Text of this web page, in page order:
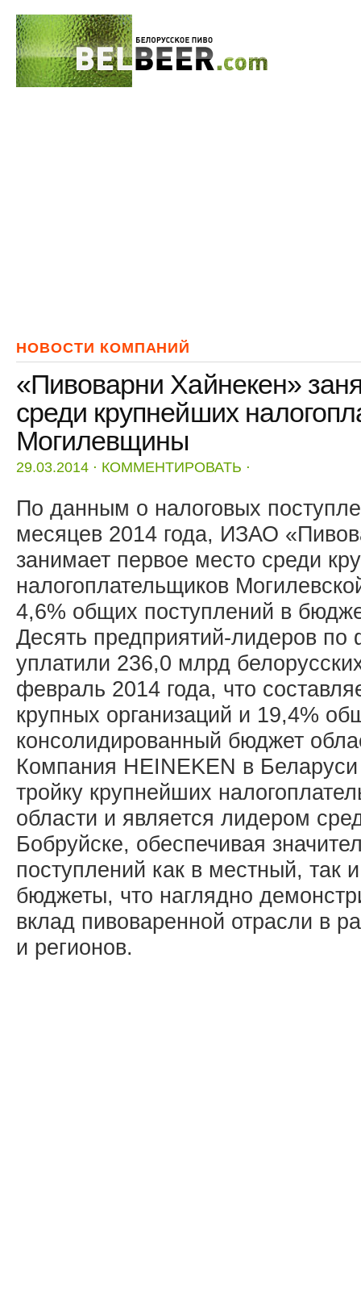
НОВОСТИ КОМПАНИЙ
«Пивоварни Хайнекен»
среди крупнейших
Могилевщины
29.03.2014 ⋅ КОММЕНТИРОВАТЬ ⋅
По данным о налоговых
месяцев 2014 года, ИЗАО
занимает первое место среди
налогоплательщиков
4,6% общих поступлений в
Десять предприятий-лидеров
уплатили 236,0 млрд
февраль 2014 года, что
крупных организаций и 19,4%
консолидированный бюджет
Компания HEINEKEN в
тройку крупнейших
области и является лидером
Бобруйске, обеспечивая
поступлений как в местный, так
бюджеты, что наглядно
вклад пивоваренной отрасли в
и регионов.